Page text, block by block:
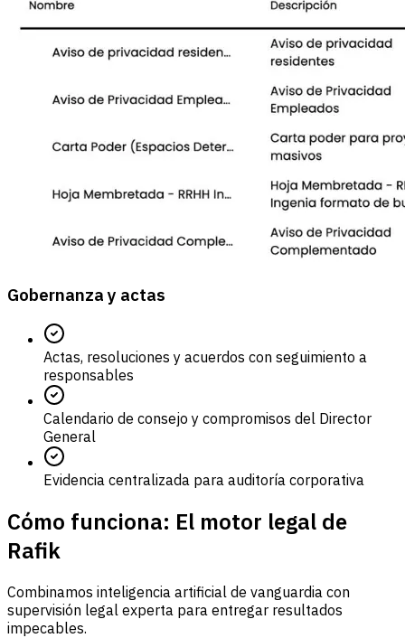
Gobernanza y actas
Actas, resoluciones y acuerdos con seguimiento a
responsables
Calendario de consejo y compromisos del Director
General
Evidencia centralizada para auditoría corporativa
Cómo funciona: El motor legal de
Rafik
Combinamos inteligencia artificial de vanguardia con
supervisión legal experta para entregar resultados
impecables.